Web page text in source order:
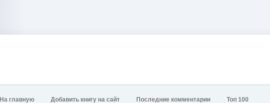
На главную Добавить книгу на сайт Последние комментарии Топ 100